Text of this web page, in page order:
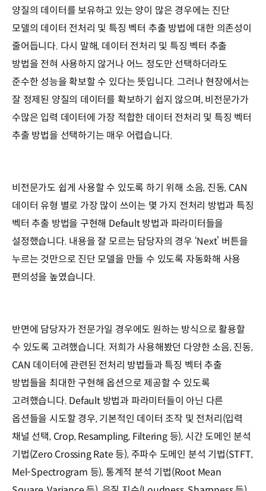
양질의 데이터를 보유하고 있는 양이 많은 경우에는 진단
모델의 데이터 전처리 및 특징 벡터 추출 방법에 대한 의존성이
줄어듭니다. 다시 말해, 데이터 전처리 및 특징 벡터 추출
방법을 전혀 사용하지 않거나 어느 정도만 선택하더라도
준수한 성능을 확보할 수 있다는 뜻입니다. 그러나 현장에서는
잘 정제된 양질의 데이터를 확보하기 쉽지 않으며, 비전문가가
수많은 입력 데이터에 가장 적합한 데이터 전처리 및 특징 벡터
추출 방법을 선택하기는 매우 어렵습니다.
비전문가도 쉽게 사용할 수 있도록 하기 위해 소음, 진동, CAN
데이터 유형 별로 가장 많이 쓰이는 몇 가지 전처리 방법과 특징
벡터 추출 방법을 구현해 Default 방법과 파라미터들을
설정했습니다. 내용을 잘 모르는 담당자의 경우 ‘Next’ 버튼을
누르는 것만으로 진단 모델을 만들 수 있도록 자동화해 사용
편의성을 높였습니다.
반면에 담당자가 전문가일 경우에도 원하는 방식으로 활용할
수 있도록 고려했습니다. 저희가 사용해봤던 다양한 소음, 진동,
CAN 데이터에 관련된 전처리 방법들과 특징 벡터 추출
방법들을 최대한 구현해 옵션으로 제공할 수 있도록
고려했습니다. Default 방법과 파라미터들이 아닌 다른
옵션들을 시도할 경우, 기본적인 데이터 조작 및 전처리(입력
채널 선택, Crop, Resampling, Filtering 등), 시간 도메인 분석
기법(Zero Crossing Rate 등), 주파수 도메인 분석 기법(STFT,
Mel-Spectrogram 등), 통계적 분석 기법(Root Mean